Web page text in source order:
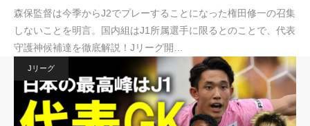
森保監督は今季からJ2でプレーすることになった権田修一の召集
しないことを明言。国内組はJ1所属選手に限るとのことで、代表
守護神候補達を徹底解説！Jリーグ開…
Jリーグ